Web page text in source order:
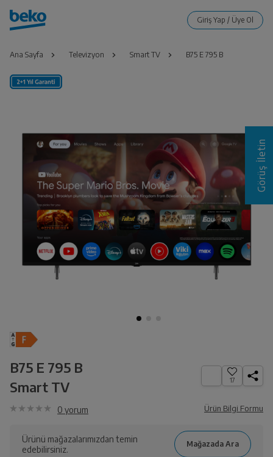
Ana Sayfa Televizyon Smart TV B75 E 795 B
B75 E 795 B
Smart TV
17
0 yorum Ürün Bilgi Formu
Ürünü mağazalarımızdan temin
edebilirsiniz.
Görüş İletin